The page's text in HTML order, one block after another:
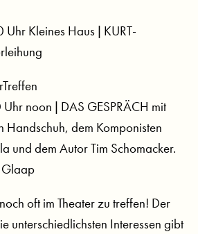
Kleines Haus | KURT-
noon | DAS GESPRÄCH mit
Handschuh, dem Komponisten
und dem Autor Tim Schomacker.
oft im Theater zu treffen! Der
unterschiedlichsten Interessen gibt